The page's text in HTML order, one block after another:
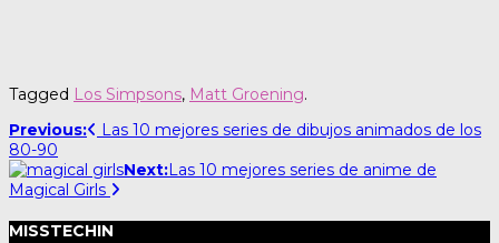
Tagged Los Simpsons, Matt Groening.
Post
navigation
Previous:
Las 10 mejores series de dibujos animados de los
80-90
Next:Las 10 mejores series de anime de
Magical Girls
MISSTECHIN